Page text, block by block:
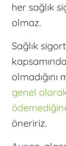
her sağlık
olmaz.
Sağlık
olmadığını
genel
öneririz.